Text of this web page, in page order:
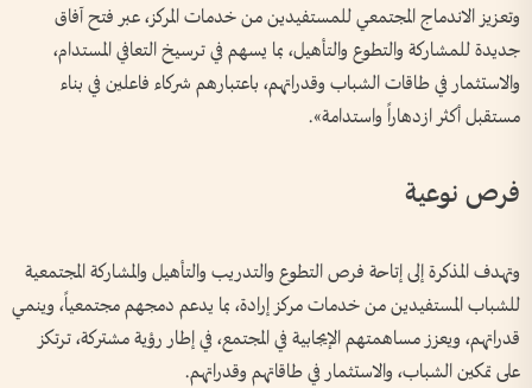
وتعزيز الاندماج المجتمعي للمستفيدين من خدمات المركز، عبر فتح آفاق
جديدة للمشاركة والتطوع والتأهيل، بما يسهم في ترسيخ التعافي المستدام،
والاستثمار في طاقات الشباب وقدراتهم، باعتبارهم شركاء فاعلين في بناء
مستقبل أكثر ازدهاراً واستدامة».
فرص نوعية
وتهدف المذكرة إلى إتاحة فرص التطوع والتدريب والتأهيل والمشاركة المجتمعية
للشباب المستفيدين من خدمات مركز إرادة، بما يدعم دمجهم مجتمعياً، وينمي
قدراتهم، ويعزز مساهمتهم الإيجابية في المجتمع، في إطار رؤية مشتركة، ترتكز
على تمكين الشباب، والاستثمار في طاقاتهم وقدراتهم.